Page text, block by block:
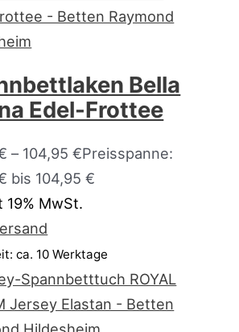
Bella
Edel-Frottee
– 104,95€Preisspanne:
bis 104,95 €
19% MwSt.
ca. 10 Werktage